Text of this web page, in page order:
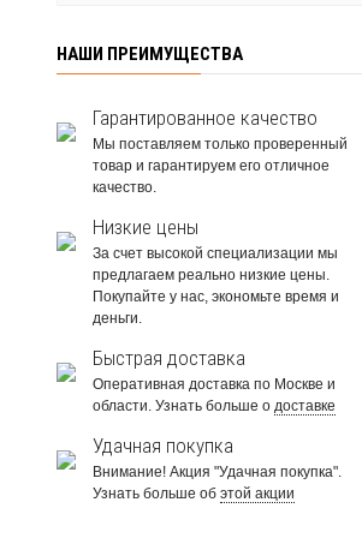
НАШИ ПРЕИМУЩЕСТВА
Гарантированное качество
Мы поставляем только проверенный
товар и гарантируем его отличное
качество.
Низкие цены
За счет высокой специализации мы
предлагаем реально низкие цены.
Покупайте у нас, экономьте время и
деньги.
Быстрая доставка
Оперативная доставка по Москве и
области. Узнать больше о доставке
Удачная покупка
Внимание! Акция "Удачная покупка".
Узнать больше об этой акции